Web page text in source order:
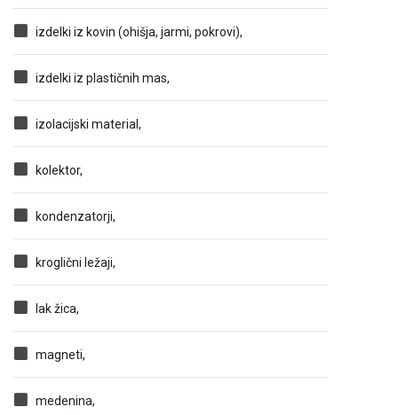
izdelki iz kovin (ohišja, jarmi, pokrovi),
izdelki iz plastičnih mas,
izolacijski material,
kolektor,
kondenzatorji,
kroglični ležaji,
lak žica,
magneti,
medenina,